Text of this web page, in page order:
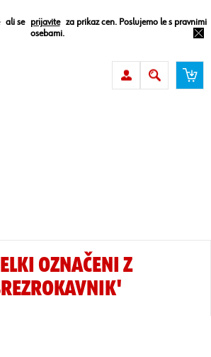
ali se prijavite
za prikaz cen. Poslujemo le s pravnimi
osebami.
OZNAČENI Z